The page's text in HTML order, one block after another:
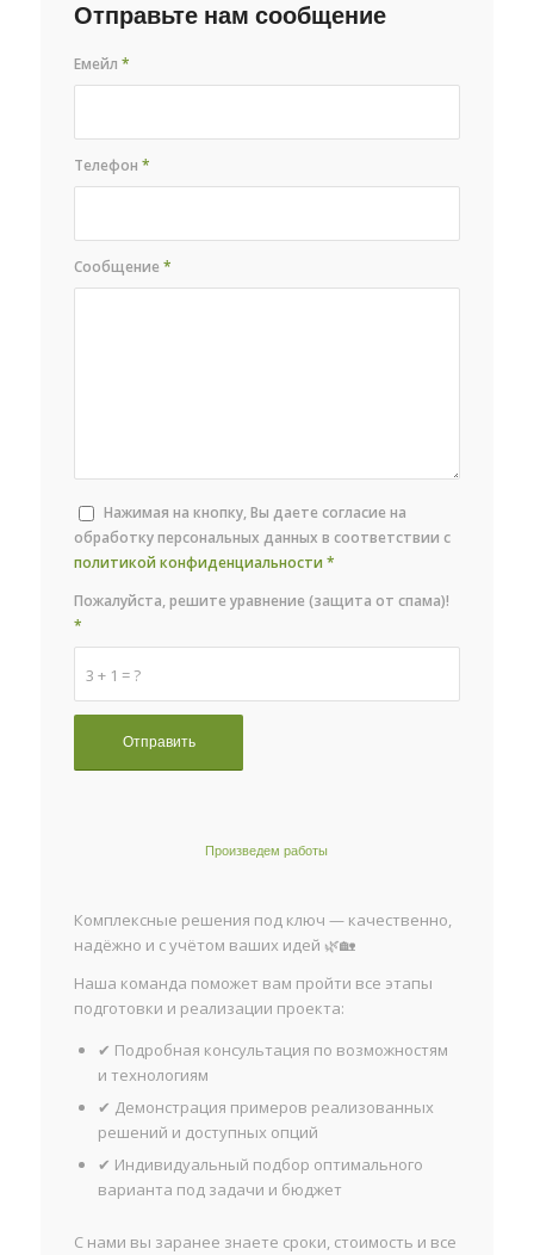
Отправьте нам сообщение
Емейл*
Телефон*
Сообщение*
Нажимая на кнопку, Вы даете согласие на
обработку персональных данных в соответствии с
политикой конфиденциальности *
3 + 1 = ?
Пожалуйста, решите уравнение (защита от спама)!
*
Произведем работы
Комплексные решения под ключ — качественно,
надёжно и с учётом ваших идей 🌿🏡
Наша команда поможет вам пройти все этапы
подготовки и реализации проекта:
✔ Подробная консультация по возможностям
и технологиям
✔ Демонстрация примеров реализованных
решений и доступных опций
✔ Индивидуальный подбор оптимального
варианта под задачи и бюджет
С нами вы заранее знаете сроки, стоимость и все